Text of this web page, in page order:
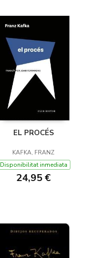
EL PROCÉS
KAFKA, FRANZ
Disponibilitat inmediata
24,95 €